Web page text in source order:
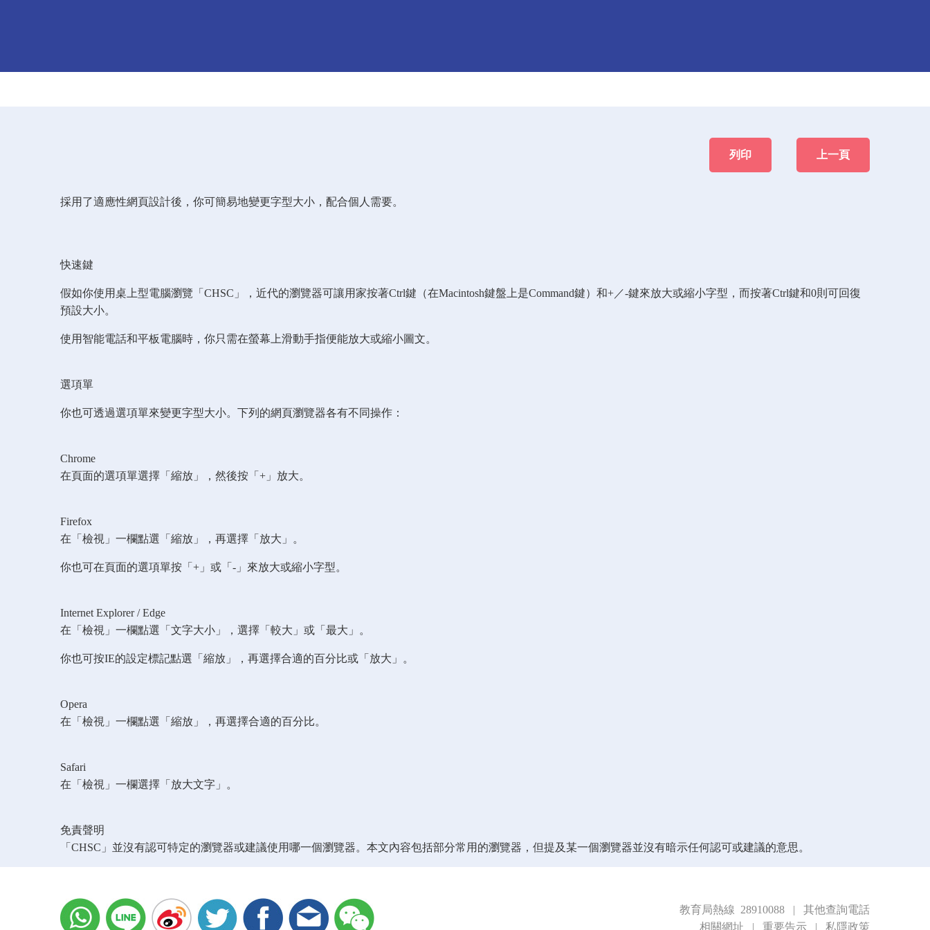
列印 上一頁
採用了適應性網頁設計後，你可簡易地變更字型大小，配合個人需要。
快速鍵
假如你使用桌上型電腦瀏覽「CHSC」，近代的瀏覽器可讓用家按著Ctrl鍵（在Macintosh鍵盤上是Command鍵）和+／-鍵來放大或縮小字型，而按著Ctrl鍵和0則可回復
預設大小。
使用智能電話和平板電腦時，你只需在螢幕上滑動手指便能放大或縮小圖文。
選項單
你也可透過選項單來變更字型大小。下列的網頁瀏覽器各有不同操作：
Chrome
在頁面的選項單選擇「縮放」，然後按「+」放大。
Firefox
在「檢視」一欄點選「縮放」，再選擇「放大」。
你也可在頁面的選項單按「+」或「-」來放大或縮小字型。
Internet Explorer / Edge
在「檢視」一欄點選「文字大小」，選擇「較大」或「最大」。
你也可按IE的設定標記點選「縮放」，再選擇合適的百分比或「放大」。
Opera
在「檢視」一欄點選「縮放」，再選擇合適的百分比。
Safari
在「檢視」一欄選擇「放大文字」。
免責聲明
「CHSC」並沒有認可特定的瀏覽器或建議使用哪一個瀏覽器。本文內容包括部分常用的瀏覽器，但提及某一個瀏覽器並沒有暗示任何認可或建議的意思。
教育局熱線 28910088 | 其他查詢電話
相關網址 | 重要告示 | 私隱政策